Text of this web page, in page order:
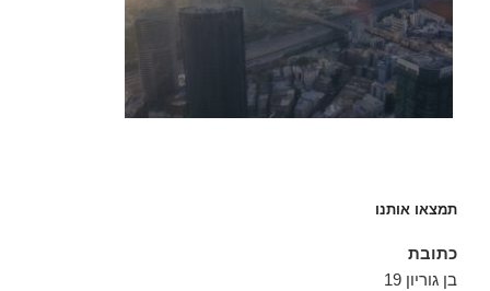
תמצאו אותנו
כתובת
בן גוריון 19